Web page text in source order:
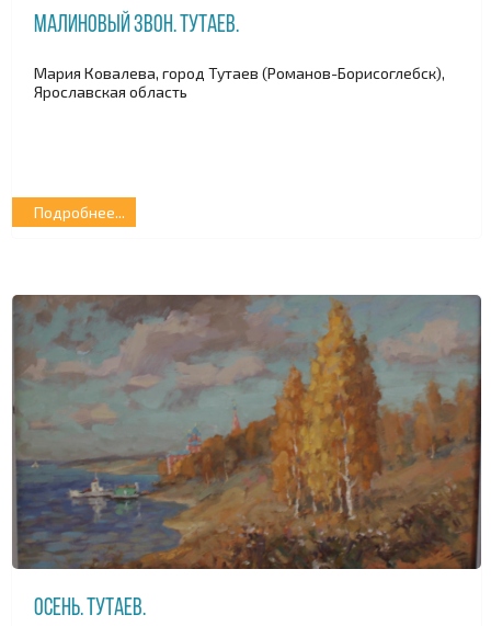
Малиновый звон. Тутаев.
Мария Ковалева, город Тутаев (Романов-Борисоглебск),
Ярославская область
Подробнее...
Осень. Тутаев.